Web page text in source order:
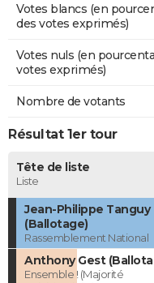
Votes blancs (en
des votes exprimés)
Votes nuls (en
votes exprimés)
Nombre de votants
Résultat 1er tour
Tête de liste
Liste
Jean-Philippe Tanguy
(Ballotage)
Rassemblement National
Anthony Gest
Ensemble ! (Majorité